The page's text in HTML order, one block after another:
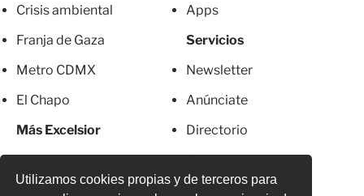
Utilizamos cookies propias y de terceros para
Crisis ambiental
Franja de Gaza
Metro CDMX
El Chapo
Más Excelsior
Apps
Servicios
Newsletter
Anúnciate
Directorio